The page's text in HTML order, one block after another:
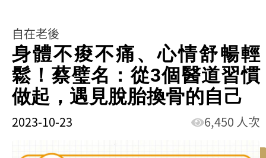
自在老後
身體不痠不痛、心情舒暢輕
鬆！蔡璧名：從3個醫道習慣
做起，遇見脫胎換骨的自己
2023-10-23 6,450 人次